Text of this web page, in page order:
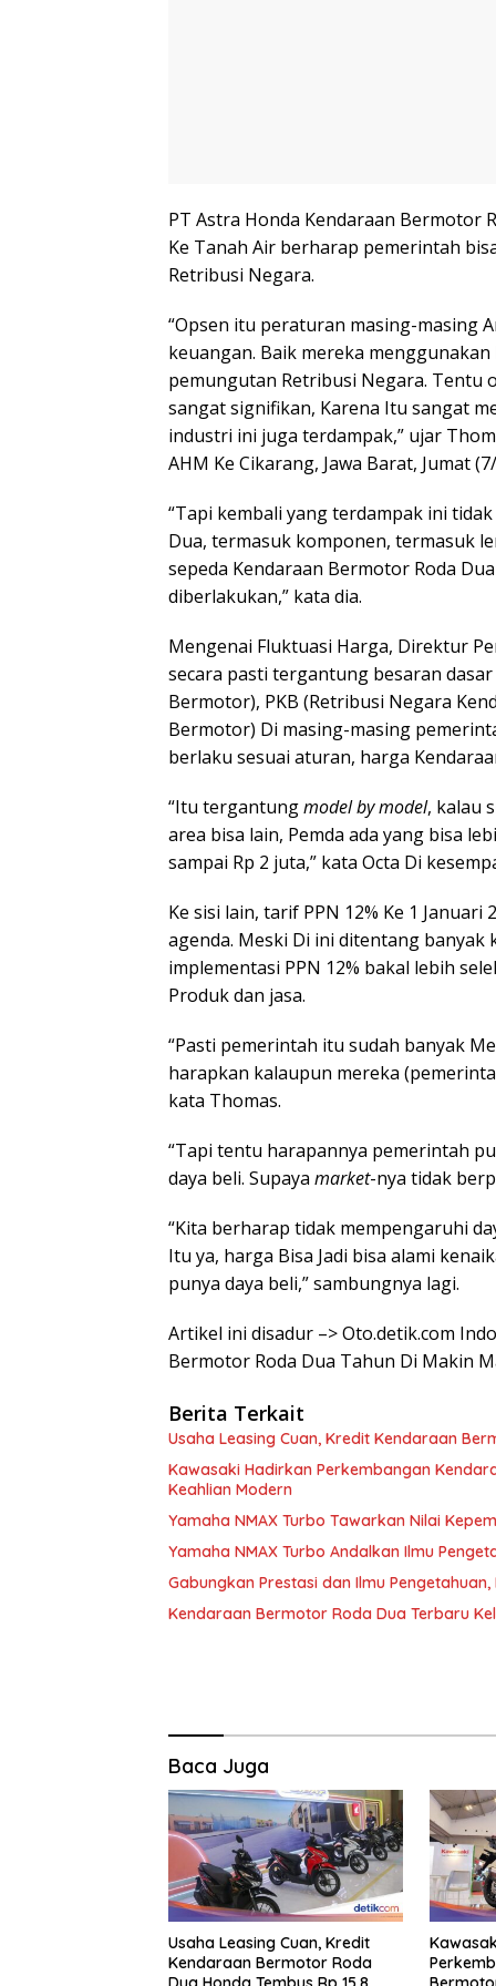
PT Astra Honda Kendaraan Bermotor
Ke Tanah Air berharap pemerintah
Retribusi Negara.
“Opsen itu peraturan masing-masing
keuangan. Baik mereka
pemungutan Retribusi Negara. Tentu
sangat signifikan, Karena Itu sangat
industri ini juga terdampak,” ujar
AHM Ke Cikarang, Jawa Barat, Jumat
“Tapi kembali yang terdampak ini
Dua, termasuk komponen, termasuk
sepeda Kendaraan Bermotor Roda
diberlakukan,” kata dia.
Mengenai Fluktuasi Harga, Direktur
secara pasti tergantung besaran
Bermotor), PKB (Retribusi Negara
Bermotor) Di masing-masing
berlaku sesuai aturan, harga
“Itu tergantungmodel by model, kalau
area bisa lain, Pemda ada yang bisa
sampai Rp 2 juta,” kata Octa Di
Ke sisi lain, tarif PPN 12% Ke 1
agenda. Meski Di ini ditentang banyak
implementasi PPN 12% bakal lebih
Produk dan jasa.
“Pasti pemerintah itu sudah banyak
harapkan kalaupun mereka
kata Thomas.
“Tapi tentu harapannya pemerintah
daya beli. Supaya market-nya tidak
“Kita berharap tidak mempengaruhi
Itu ya, harga Bisa Jadi bisa alami
punya daya beli,” sambungnya lagi.
Artikel ini disadur –> Oto.detik.com
Bermotor Roda Dua Tahun Di Makin
Berita Terkait
Usaha Leasing Cuan, Kredit Kendaraan
Kawasaki Hadirkan Perkembangan
Keahlian Modern
Yamaha NMAX Turbo Tawarkan Nilai
Yamaha NMAX Turbo Andalkan Ilmu
Gabungkan Prestasi dan Ilmu
Kendaraan Bermotor Roda Dua Terbaru
Baca Juga
Usaha Leasing Cuan, Kredit
Kendaraan Bermotor Roda